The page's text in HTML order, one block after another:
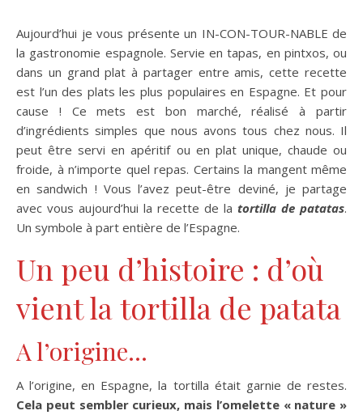
Aujourd’hui je vous présente un IN-CON-TOUR-NABLE de
la gastronomie espagnole. Servie en tapas, en pintxos, ou
dans un grand plat à partager entre amis, cette recette
est l’un des plats les plus populaires en Espagne. Et pour
cause ! Ce mets est bon marché, réalisé à partir
d’ingrédients simples que nous avons tous chez nous. Il
peut être servi en apéritif ou en plat unique, chaude ou
froide, à n’importe quel repas. Certains la mangent même
en sandwich ! Vous l’avez peut-être deviné, je partage
avec vous aujourd’hui la recette de la tortilla de patatas.
Un symbole à part entière de l’Espagne.
Un peu d’histoire : d’où
vient la tortilla de patata
A l’origine…
A l’origine, en Espagne, la tortilla était garnie de restes.
Cela peut sembler curieux, mais l’omelette « nature »